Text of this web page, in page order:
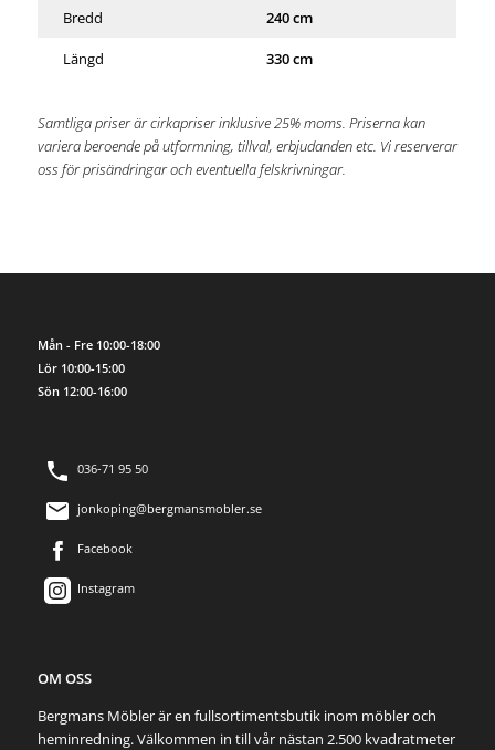
Bredd 240 cm
Längd 330 cm
Samtliga priser är cirkapriser inklusive 25% moms. Priserna kan
variera beroende på utformning, tillval, erbjudanden etc. Vi reserverar
oss för prisändringar och eventuella felskrivningar.
Mån - Fre 10:00-18:00
Lör 10:00-15:00
Sön 12:00-16:00
036-71 95 50
jonkoping@bergmansmobler.se
Facebook
Instagram
OM OSS
Bergmans Möbler är en fullsortimentsbutik inom möbler och
heminredning. Välkommen in till vår nästan 2.500 kvadratmeter